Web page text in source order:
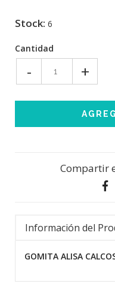
Stock: 6
Cantidad
- +
Compartir
Información del
GOMITA ALISA